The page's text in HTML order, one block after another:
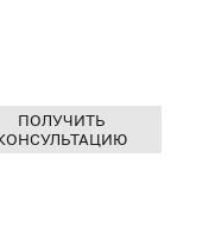
ПОЛУЧИТЬ